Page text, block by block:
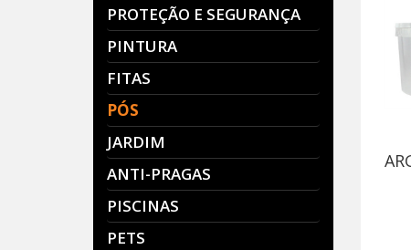
PROTEÇÃO E SEGURANÇA
PINTURA
FITAS
PÓS
JARDIM
ANTI-PRAGAS
PISCINAS
PETS